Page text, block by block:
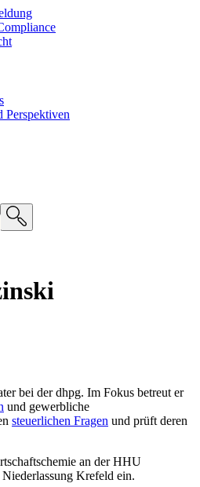
Perspektiven
bei der dhpg. Im Fokus betreut er
und gewerbliche
steuerlichen Fragen und prüft deren
an der HHU
Krefeld ein.